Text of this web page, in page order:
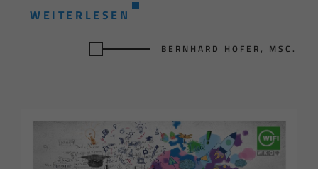
WEITERLESEN
BERNHARD HOFER, MSC.